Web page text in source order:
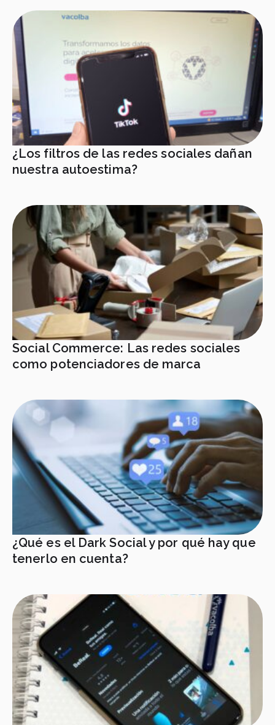
¿Los filtros de las redes sociales dañan
nuestra autoestima?
Social Commerce: Las redes sociales
como potenciadores de marca
¿Qué es el Dark Social y por qué hay que
tenerlo en cuenta?